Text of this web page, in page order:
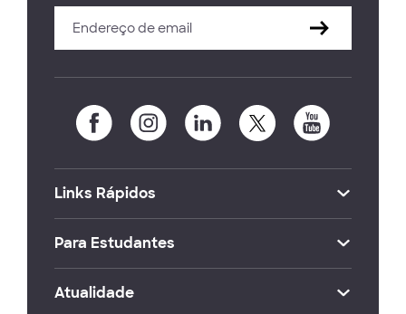
Links Rápidos
Para Estudantes
Atualidade